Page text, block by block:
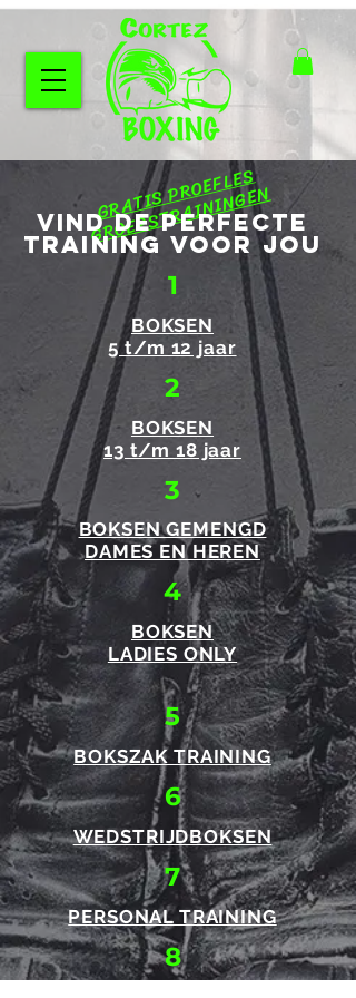
GRATIS PROEFLES
GROEPSTRAININGEN
vind de perfecte
training voor jou
1
BOKSEN
5 t/m 12 jaar
2
BOKSEN
13 t/m 18 jaar
3
BOKSEN GEMENGD
DAMES EN HEREN
4
BOKSEN
LADIES ONLY
5
BOKSZAK TRAINING
6
WEDSTRIJDBOKSEN
7
PERSONAL TRAINING
8